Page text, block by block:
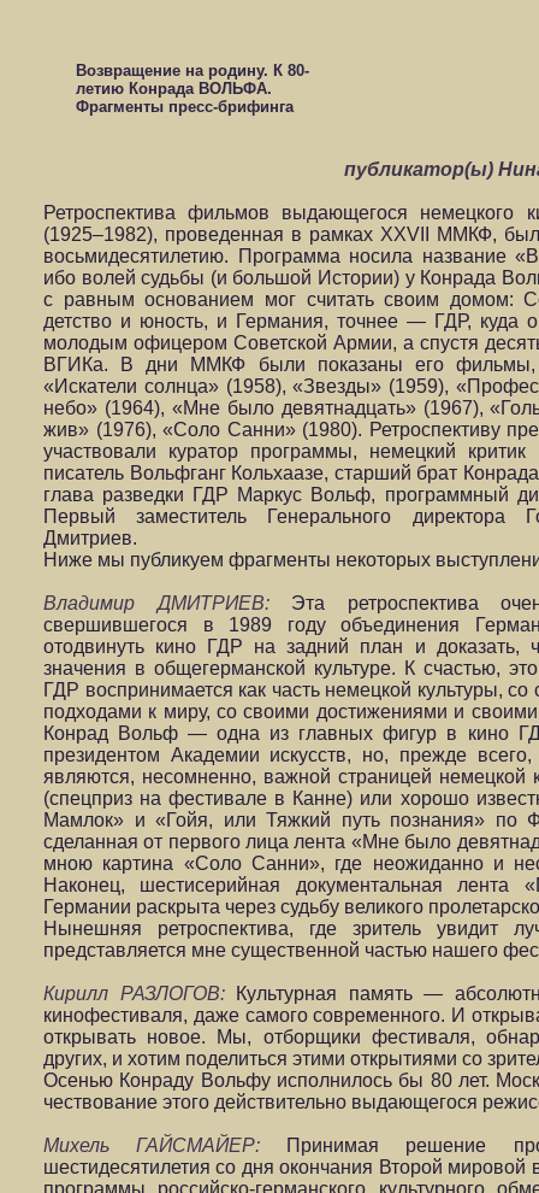
Возвращение на родину. К 80-
летию Конрада ВОЛЬФА.
Фрагменты пресс-брифинга
публикатор(ы)
Ретроспектива фильмов выдающегося немецкого
(1925–1982), проведенная в рамках XXVII ММКФ,
восьмидесятилетию. Программа носила название
ибо волей судьбы (и большой Истории) у Конрада
с равным основанием мог считать своим домом:
детство и юность, и Германия, точнее — ГДР, куда
молодым офицером Советской Армии, а спустя
ВГИКа. В дни ММКФ были показаны его
«Искатели солнца» (1958), «Звезды» (1959),
небо» (1964), «Мне было девятнадцать» (1967),
жив» (1976), «Соло Санни» (1980). Ретроспективу
участвовали куратор программы, немецкий
писатель Вольфганг Кольхаазе, старший брат
глава разведки ГДР Маркус Вольф, программный
Первый заместитель Генерального
Дмитриев.
Ниже мы публикуем фрагменты некоторых
Владимир ДМИТРИЕВ: Эта ретроспектива
свершившегося в 1989 году объединения
отодвинуть кино ГДР на задний план и доказать,
значения в общегерманской культуре. К счастью,
ГДР воспринимается как часть немецкой культуры,
подходами к миру, со своими достижениями и
Конрад Вольф — одна из главных фигур в кино
президентом Академии искусств, но, прежде
являются, несомненно, важной страницей немецкой
(спецприз на фестивале в Канне) или хорошо
Мамлок» и «Гойя, или Тяжкий путь познания» по
сделанная от первого лица лента «Мне было
мною картина «Соло Санни», где неожиданно и
Наконец, шестисерийная документальная лента
Германии раскрыта через судьбу великого
Нынешняя ретроспектива, где зритель увидит
представляется мне существенной частью нашего
Кирилл РАЗЛОГОВ:
Культурная память —
кинофестиваля, даже самого современного. И
открывать новое. Мы, отборщики фестиваля,
других, и хотим поделиться этими открытиями со
Осенью Конраду Вольфу исполнилось бы 80 лет.
чествование этого действительно выдающегося
Михель ГАЙСМАЙЕР:
Принимая решение
шестидесятилетия со дня окончания Второй мировой
программы российско-германского культурного